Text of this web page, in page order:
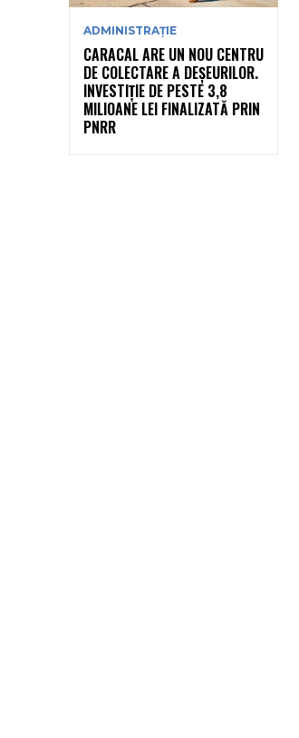
ADMINISTRAȚIE
CARACAL ARE UN NOU CENTRU
DE COLECTARE A DEȘEURILOR.
INVESTIȚIE DE PESTE 3,8
MILIOANE LEI FINALIZATĂ PRIN
PNRR